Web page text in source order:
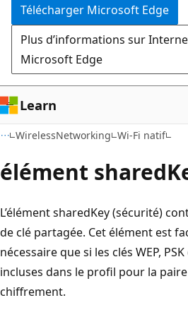
Télécharger Microsoft Edge
Plus d’informations sur
Microsoft Edge
Learn
WirelessNetworking Wi-Fi natif
élément
L’élément sharedKey (sécurité)
de clé partagée. Cet élément est
nécessaire que si les clés WEP,
incluses dans le profil pour la
chiffrement.